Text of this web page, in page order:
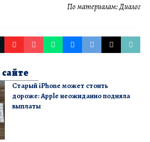
По материалам:Диалог
Старый iPhone может стоить
дороже: Apple неожиданно подняла
выплаты